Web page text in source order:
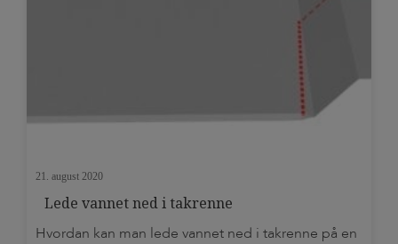
21. august 2020
Lede vannet ned i takrenne
Hvordan kan man lede vannet ned i takrenne på en